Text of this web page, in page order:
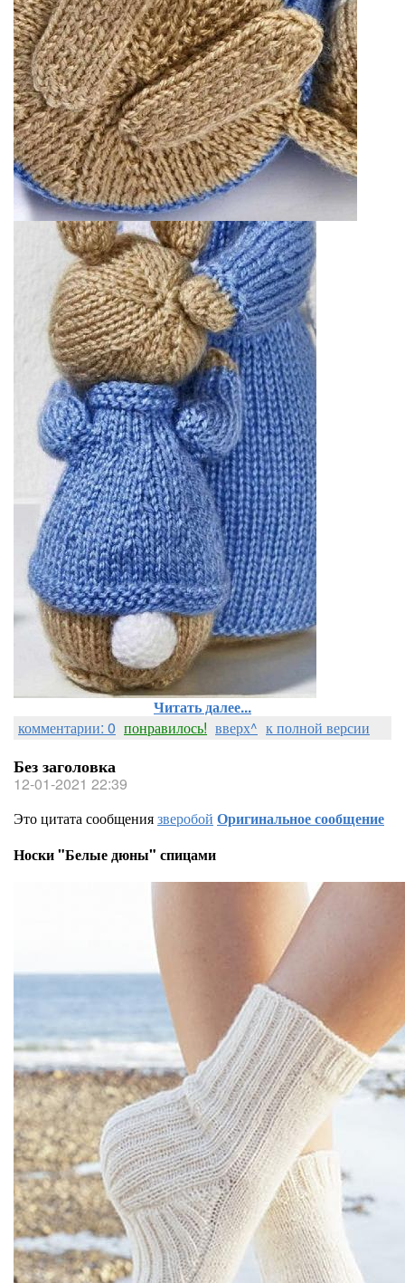
Читать далее...
комментарии: 0 понравилось! вверх^ к полной версии
Без заголовка
12-01-2021 22:39
Это цитата сообщениязверобой Оригинальное сообщение
Носки "Белые дюны" спицами